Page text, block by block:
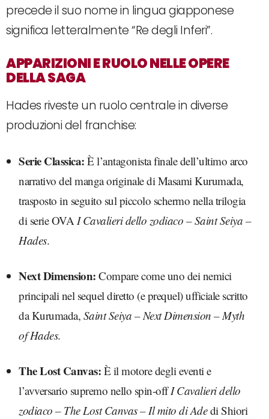
precede il suo nome in lingua giapponese
significa letteralmente “Re degli Inferi”.
APPARIZIONI E RUOLO NELLE OPERE
DELLA SAGA
Hades riveste un ruolo centrale in diverse
produzioni del franchise:
Serie Classica: È l’antagonista finale dell’ultimo arco
narrativo del manga originale di Masami Kurumada,
trasposto in seguito sul piccolo schermo nella trilogia
di serie OVAI Cavalieri dello zodiaco – Saint Seiya –
Hades.
Next Dimension: Compare come uno dei nemici
principali nel sequel diretto (e prequel) ufficiale scritto
da Kurumada, Saint Seiya – Next Dimension – Myth
of Hades.
The Lost Canvas: È il motore degli eventi e
l’avversario supremo nello spin-offI Cavalieri dello
zodiaco – The Lost Canvas – Il mito di Adedi Shiori